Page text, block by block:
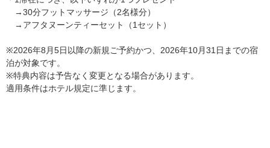
→30分フットマッサージ（2名様分）
→アフタヌーンティーセット（1セット）
※2026年8月5日以降の新規ご予約かつ、2026年10月31日までの宿
泊が対象です。
※特典内容は予告なく変更となる場合があります。
適用条件はホテル規定に準じます。